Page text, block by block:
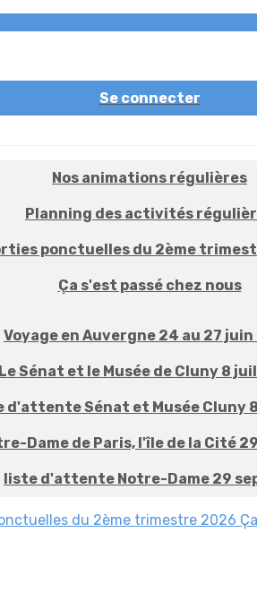
Se connecter
Nos animations régulières
Planning des activités
ponctuelles du 2ème
Ça s'est passé chez nous
Voyage en Auvergne 24 au 27
Le Sénat et le Musée de Cluny 8
d'attente Sénat et Musée Cluny
Dame de Paris, l'île de la Cité
liste d'attente Notre-Dame 29
du 2ème trimestre 2026